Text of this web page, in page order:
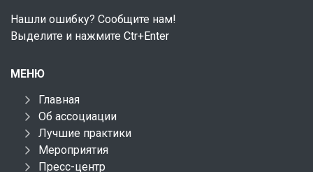
Нашли ошибку? Сообщите нам!
Выделите и нажмите Ctr+Enter
МЕНЮ
Главная
Об ассоциации
Лучшие практики
Мероприятия
Пресс-центр